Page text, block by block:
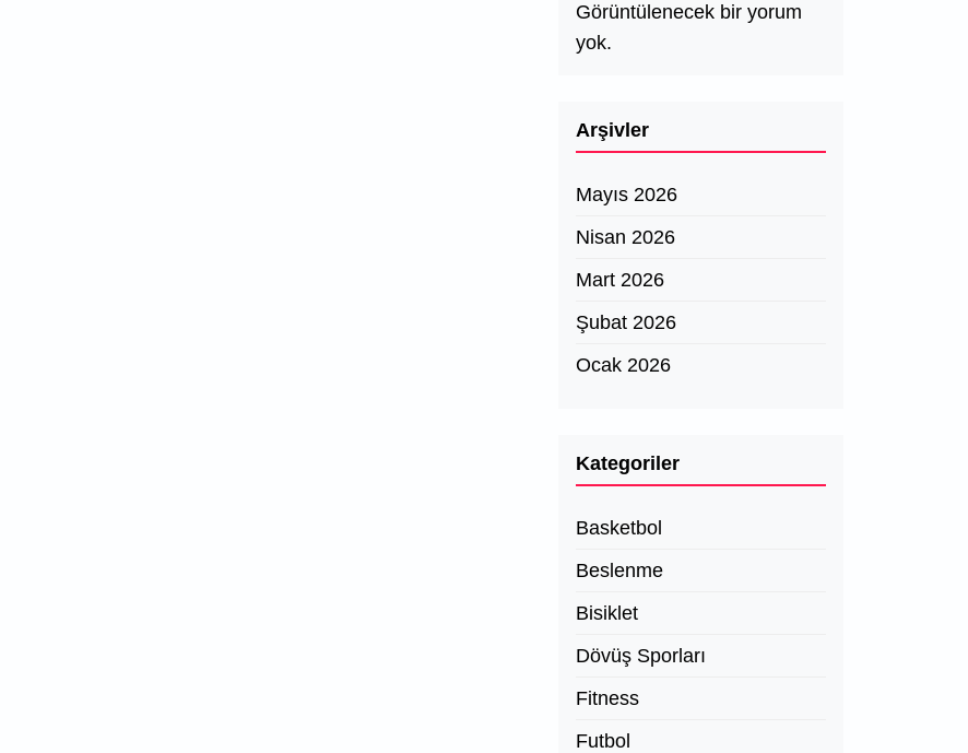
Görüntülenecek bir yorum
yok.
Arşivler
Mayıs 2026
Nisan 2026
Mart 2026
Şubat 2026
Ocak 2026
Kategoriler
Basketbol
Beslenme
Bisiklet
Dövüş Sporları
Fitness
Futbol